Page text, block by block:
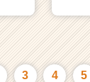
3 4 5